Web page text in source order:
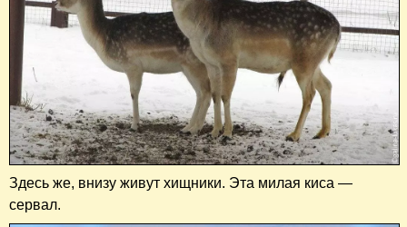
Здесь же, внизу живут хищники. Эта милая киса —
сервал.